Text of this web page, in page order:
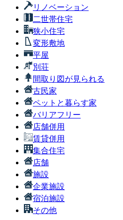
リノベーション
二世帯住宅
狭小住宅
変形敷地
平屋
別荘
間取り図が見られる
古民家
ペットと暮らす家
バリアフリー
店舗併用
賃貸併用
集合住宅
店舗
施設
企業施設
宿泊施設
その他